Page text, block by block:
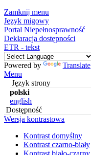
Zamknij menu
Język migowy
Portal Niepełnosprawność
Deklaracja dostępności
ETR - tekst
Powered by
Translate
Menu
Język strony
polski
english
Dostępność
Wersja kontrastowa
Kontrast domyślny
Kontrast czarno-biały
Kontrast biało-czarny